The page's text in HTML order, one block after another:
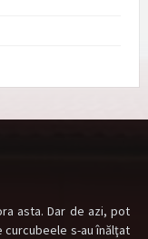
asta. Dar de azi, pot
curcubeele s-au înălţat